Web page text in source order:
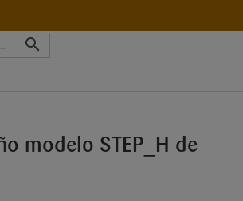

modelo STEP_H de